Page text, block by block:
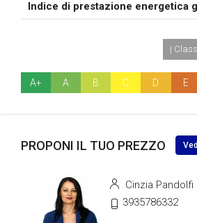
Indice di prestazione energetica
A+ A B C D E
|
PROPONI IL TUO PREZZO
Cinzia Pandolfi
3935786332